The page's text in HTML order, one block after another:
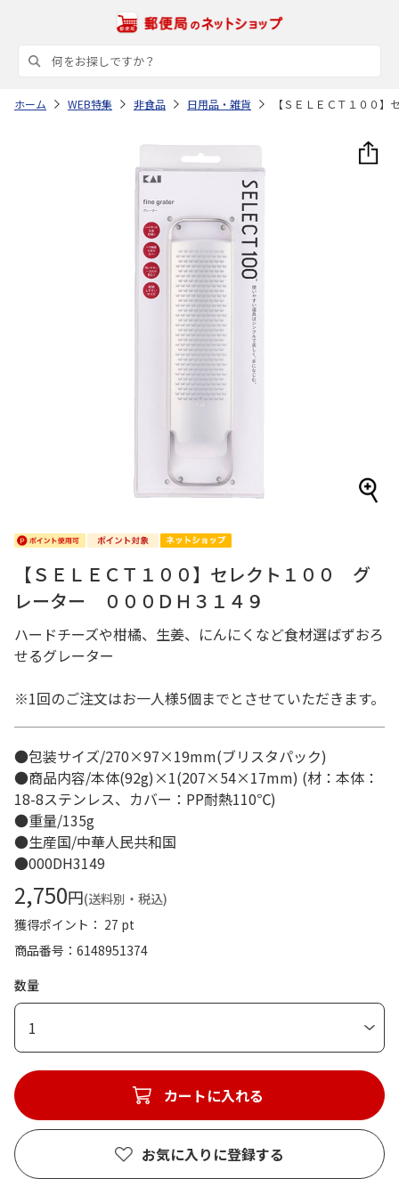
ホーム WEB特集 非食品 日用品・雑貨 【ＳＥＬＥＣＴ１００
【ＳＥＬＥＣＴ１００】セレクト１００ グ
レーター ０００ＤＨ３１４９
ハードチーズや柑橘、生姜、にんにくなど食材選ばずおろ
せるグレーター
※1回のご注文はお一人様5個までとさせていただきます。
●包装サイズ/270×97×19mm(ブリスタパック)
●商品内容/本体(92g)×1(207×54×17mm) (材：本体：
18-8ステンレス、カバー：PP耐熱110℃)
●重量/135g
●生産国/中華人民共和国
●000DH3149
2,750円(送料別・税込)
獲得ポイント： 27 pt
商品番号
6148951374
数量
1
カートに入れる
お気に入りに登録する